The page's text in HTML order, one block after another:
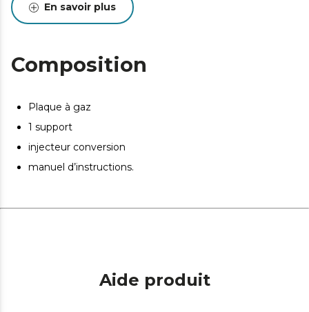
En savoir plus
Composition
Plaque à gaz
1 support
injecteur conversion
manuel d’instructions.
Aide produit